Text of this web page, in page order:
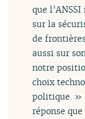
que
sur la
de
aussi sur
notre
choix
politique. »
réponse